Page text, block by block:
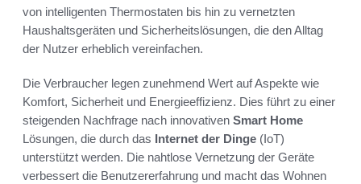
von intelligenten Thermostaten bis hin zu vernetzten
Haushaltsgeräten und Sicherheitslösungen, die den Alltag
der Nutzer erheblich vereinfachen.
Die Verbraucher legen zunehmend Wert auf Aspekte wie
Komfort, Sicherheit und Energieeffizienz. Dies führt zu einer
steigenden Nachfrage nach innovativen Smart Home
Lösungen, die durch das Internet der Dinge (IoT)
unterstützt werden. Die nahtlose Vernetzung der Geräte
verbessert die Benutzererfahrung und macht das Wohnen